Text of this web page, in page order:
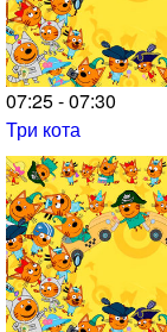
07:25 - 07:30
Три кота